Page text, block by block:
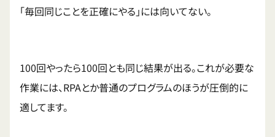
「毎回同じことを正確にやる」には向いてない。
100回やったら100回とも同じ結果が出る。これが必要な
作業には、RPAとか普通のプログラムのほうが圧倒的に
適してます。